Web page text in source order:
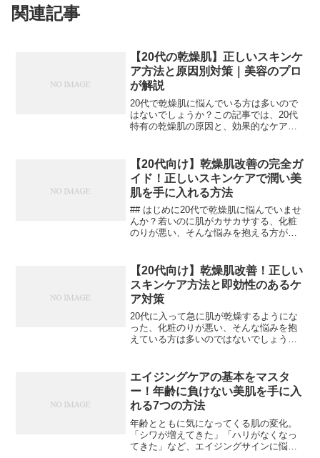
関連記事
【20代の乾燥肌】正しいスキンケ
ア方法と原因別対策｜美容のプロ
が解説
20代で乾燥肌に悩んでいる方は多いので
はないでしょうか？この記事では、20代
特有の乾燥肌の原因と、効果的なケア方
20代女性の肌アップ写真】20代の乾燥肌
には、...
【20代向け】乾燥肌改善の完全ガ
イド！正しいスキンケアで潤い美
肌を手に入れる方法
## はじめに20代で乾燥肌に悩んでいませ
んか？若いのに肌がカサカサする、化粧
のりが悪い、そんな悩みを抱える方が増
しく解説していきます。【画像: 乾燥肌に
悩む20代女...
【20代向け】乾燥肌改善！正しい
スキンケア方法と即効性のあるケ
ア対策
20代に入って急に肌が乾燥するようにな
った、化粧のりが悪い、そんな悩みを抱
えている方は多いのではないでしょう
す。なぜ20代で急に乾燥肌になるの？20
代になって突然乾燥...
エイジングケアの基本をマスタ
ー！年齢に負けない美肌を手に入
れる7つの方法
年齢とともに気になってくる肌の変化。
「シワが増えてきた」「ハリがなくなっ
てきた」など、エイジングサインに悩む